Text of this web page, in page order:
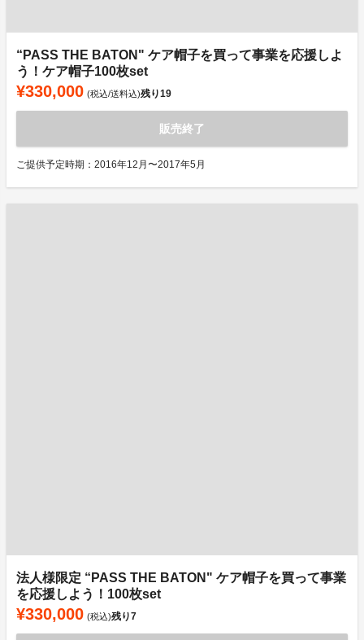
“PASS THE BATON" ケア帽子を買って事業を応援しよ
う！ケア帽子100枚set
¥330,000 (税込/送料込)残り19
販売終了
ご提供予定時期：2016年12月〜2017年5月
法人様限定 “PASS THE BATON" ケア帽子を買って事業
を応援しよう！100枚set
¥330,000 (税込)残り7